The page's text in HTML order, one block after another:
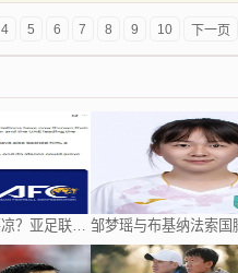
4 5 6 7 8 9 10 下一页
8月6日：因凡蒂诺要凉？亚足联反水、卡塔尔挺他，世界杯权力游戏比决赛点球还刺激！